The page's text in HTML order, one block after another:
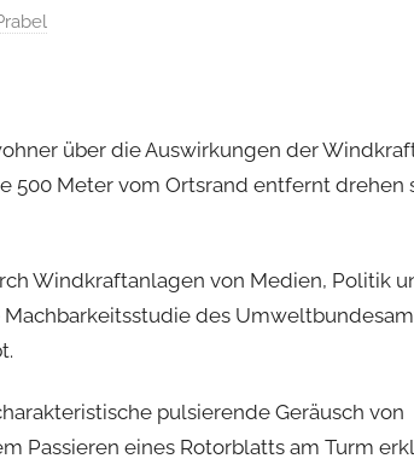
über die Auswirkungen der
500 Meter vom Ortsrand entfernt drehen
Windkraftanlagen von Medien, Politik
des
pulsierende Geräusch von
Passieren eines Rotorblatts am Turm